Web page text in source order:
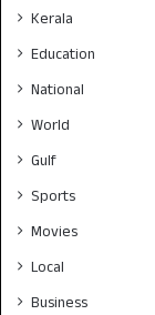
Kerala
Education
National
World
Gulf
Sports
Movies
Local
Business